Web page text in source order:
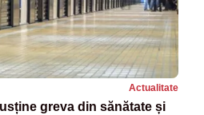
Actualitate
greva din sănătate și